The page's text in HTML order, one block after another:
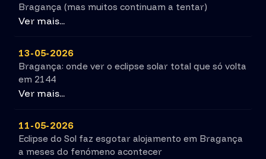
Bragança (mas muitos continuam a tentar)
Ver mais...
13-05-2026
Bragança: onde ver o eclipse solar total que só volta
em 2144
Ver mais...
11-05-2026
Eclipse do Sol faz esgotar alojamento em Bragança
a meses do fenómeno acontecer